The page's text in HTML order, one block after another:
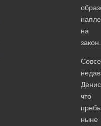
на
закон.
что
ныне